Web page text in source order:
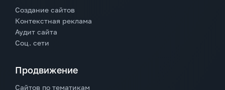
Создание сайтов
Контекстная реклама
Аудит сайта
Соц. сети
Продвижение
Сайтов по тематикам